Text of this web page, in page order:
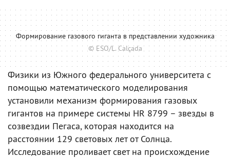
Формирование газового гиганта в представлении художника
© ESO/L. Calçada
Физики из Южного федерального университета с
помощью математического моделирования
установили механизм формирования газовых
гигантов на примере системы HR 8799 – звезды в
созвездии Пегаса, которая находится на
расстоянии 129 световых лет от Солнца.
Исследование проливает свет на происхождение